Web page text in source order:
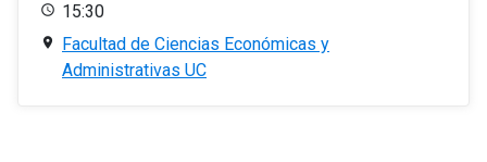
15:30
Facultad de Ciencias Económicas y
Administrativas UC